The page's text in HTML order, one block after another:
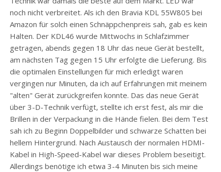
noch nicht verbreitet. Als ich den Bravia KDL 55W805 bei
Amazon für solch einen Schnäppchenpreis sah, gab es kein
Halten. Der KDL46 wurde Mittwochs in Schlafzimmer
getragen, abends gegen 18 Uhr das neue Gerät bestellt,
am nächsten Tag gegen 15 Uhr erfolgte die Lieferung. Bis
die optimalen Einstellungen für mich erledigt waren
vergingen nur Minuten, da ich auf Erfahrungen mit meinem
"alten" Gerät zurückgreifen konnte. Das das neue Gerät
über 3-D-Technik verfügt, stellte ich erst fest, als mir die
Brillen in der Verpackung in die Hände fielen. Bei dem Test
sah ich zu Beginn Doppelbilder und schwarze Schatten bei
hellem Hintergrund. Nach Austausch der normalen HDMI-
Kabel in High-Speed-Kabel war dieses Problem beseitigt.
Allerdings benötige ich etwa 3-4 Minuten bis sich meine